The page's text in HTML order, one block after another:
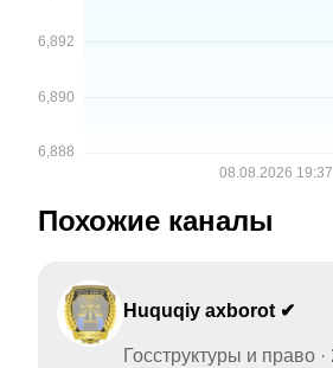
Похожие каналы
Huquqiy axborot ✔
Госструктуры и право